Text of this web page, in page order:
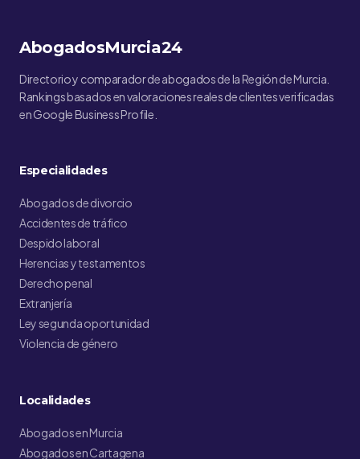
AbogadosMurcia24
Directorio y comparador de abogados de la Región de Murcia.
Rankings basados en valoraciones reales de clientes verificadas
en Google Business Profile.
Especialidades
Abogados de divorcio
Accidentes de tráfico
Despido laboral
Herencias y testamentos
Derecho penal
Extranjería
Ley segunda oportunidad
Violencia de género
Localidades
Abogados en Murcia
Abogados en Cartagena